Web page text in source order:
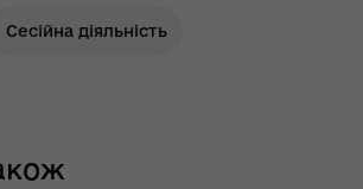
Сесійна діяльність